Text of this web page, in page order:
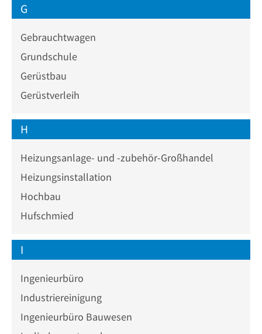
G
Gebrauchtwagen
Grundschule
Gerüstbau
Gerüstverleih
H
Heizungsanlage- und -zubehör-Großhandel
Heizungsinstallation
Hochbau
Hufschmied
I
Ingenieurbüro
Industriereinigung
Ingenieurbüro Bauwesen